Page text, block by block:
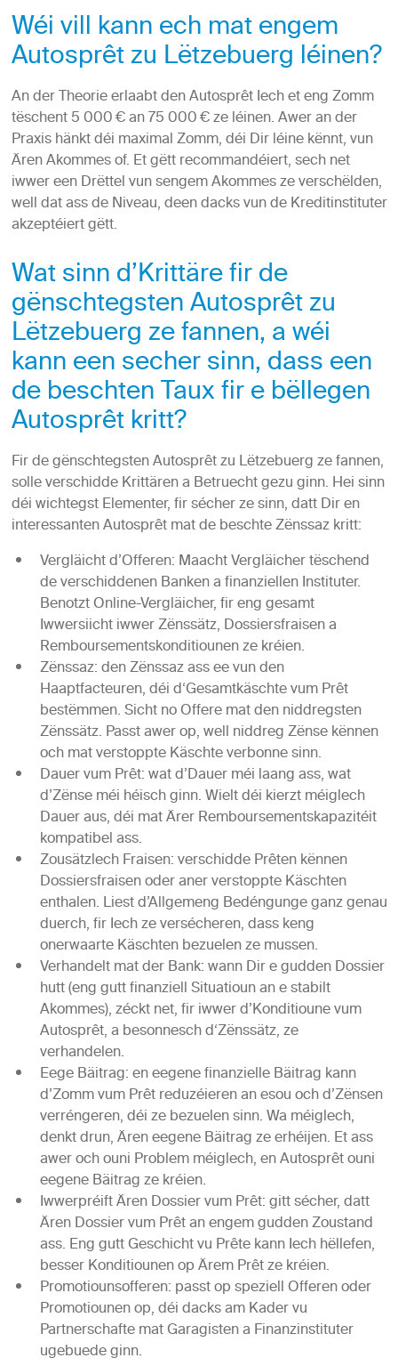
Wéi vill kann ech mat engem
Autosprêt zu Lëtzebuerg léinen?
An der Theorie erlaabt den Autosprêt Iech et eng Zomm
tëschent 5 000€ an 75 000€ ze léinen. Awer an der
Praxis hänkt déi maximal Zomm, déi Dir léine kënnt, vun
Ären Akommes of. Et gëtt recommandéiert, sech net
iwwer een Drëttel vun sengem Akommes ze verschëlden,
well dat ass de Niveau, deen dacks vun de Kreditinstituter
akzeptéiert gëtt.
Wat sinn d’Krittäre fir de
gënschtegsten Autosprêt zu
Lëtzebuerg ze fannen, a wéi
kann een secher sinn, dass een
de beschten Taux fir e bëllegen
Autosprêt kritt?
Fir de gënschtegsten Autosprêt zu Lëtzebuerg ze fannen,
solle verschidde Krittären a Betruecht gezu ginn. Hei sinn
déi wichtegst Elementer, fir sécher ze sinn, datt Dir en
interessanten Autosprêt mat de beschte Zënssaz kritt:
Vergläicht d’Offeren: Maacht Vergläicher tëschend
de verschiddenen Banken a finanziellen Instituter.
Benotzt Online-Vergläicher, fir eng gesamt
Iwwersiicht iwwer Zënssätz, Dossiersfraisen a
Remboursementskonditiounen ze kréien.
Zënssaz: den Zënssaz ass ee vun den
Haaptfacteuren, déi d‘Gesamtkäschte vum Prêt
bestëmmen. Sicht no Offere mat den niddregsten
Zënssätz. Passt awer op, well niddreg Zënse kënnen
och mat verstoppte Käschte verbonne sinn.
Dauer vum Prêt: wat d’Dauer méi laang ass, wat
d’Zënse méi héisch ginn. Wielt déi kierzt méiglech
Dauer aus, déi mat Ärer Remboursementskapazitéit
kompatibel ass.
Zousätzlech Fraisen: verschidde Prêten kënnen
Dossiersfraisen oder aner verstoppte Käschten
enthalen. Liest d’Allgemeng Bedéngunge ganz genau
duerch, fir Iech ze versécheren, dass keng
onerwaarte Käschten bezuelen ze mussen.
Verhandelt mat der Bank: wann Dir e gudden Dossier
hutt (eng gutt finanziell Situatioun an e stabilt
Akommes), zéckt net, fir iwwer d’Konditioune vum
Autosprêt, a besonnesch d‘Zënssätz, ze
verhandelen.
Eege Bäitrag: en eegene finanzielle Bäitrag kann
d’Zomm vum Prêt reduzéieren an esou och d’Zënsen
verréngeren, déi ze bezuelen sinn. Wa méiglech,
denkt drun, Ären eegene Bäitrag ze erhéijen. Et ass
awer och ouni Problem méiglech, en Autosprêt ouni
eegene Bäitrag ze kréien.
Iwwerpréift Ären Dossier vum Prêt: gitt sécher, datt
Ären Dossier vum Prêt an engem gudden Zoustand
ass. Eng gutt Geschicht vu Prête kann Iech hëllefen,
besser Konditiounen op Ärem Prêt ze kréien.
Promotiounsofferen: passt op speziell Offeren oder
Promotiounen op, déi dacks am Kader vu
Partnerschafte mat Garagisten a Finanzinstituter
ugebuede ginn.